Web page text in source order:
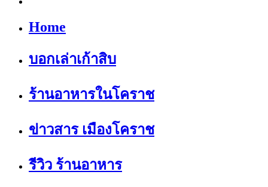
Home
บอกเล่าเก้าสิบ
ร้านอาหารในโคราช
ข่าวสาร เมืองโคราช
รีวิว ร้านอาหาร